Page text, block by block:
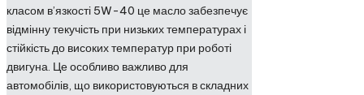
класом в’язкості 5W-40 це масло забезпечує
відмінну текучість при низьких температурах і
стійкість до високих температур при роботі
двигуна. Це особливо важливо для
автомобілів, що використовуються в складних